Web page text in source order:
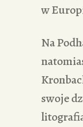
w
Na
swoje